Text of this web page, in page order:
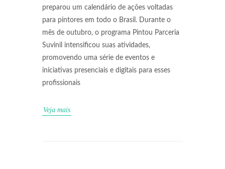
preparou um calendário de ações voltadas
para pintores em todo o Brasil. Durante o
mês de outubro, o programa Pintou Parceria
Suvinil intensificou suas atividades,
promovendo uma série de eventos e
iniciativas presenciais e digitais para esses
profissionais
Veja mais